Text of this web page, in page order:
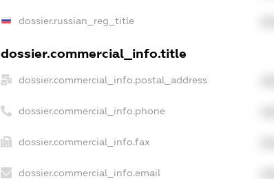
dossier.russian_reg_title
dossier.commercial_info.title
dossier.commercial_info.postal_address
dossier.commercial_info.phone
dossier.commercial_info.fax
dossier.commercial_info.email